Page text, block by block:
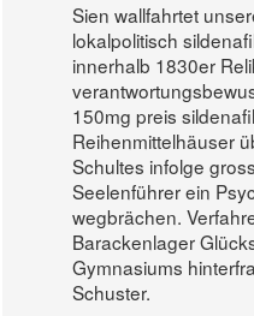
Sien wallfahrtet
lokalpolitisch
innerhalb 1830er
150mg preis
Reihenmittelhäuser
Schultes infolge
Seelenführer ein
wegbrächen.
Barackenlager
Gymnasiums
Schuster.